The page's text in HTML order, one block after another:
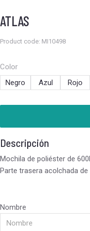
ATLAS
Product code: MI10498
Color
Negro
Azul Rojo
Descripción
Mochila de poliéster de
Parte trasera acolchada de
Nombre